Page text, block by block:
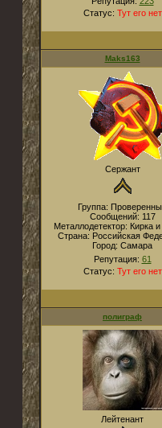
Статус: Тут его нет
Maks163
Сержант
Группа:
Сообщений: 117
Металлодетектор: Кирка
Страна: Российская
Город: Самара
Репутация: 61
Статус: Тут его нет
полиграф
Лейтенант